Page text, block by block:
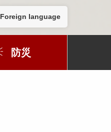
Foreign language
防災